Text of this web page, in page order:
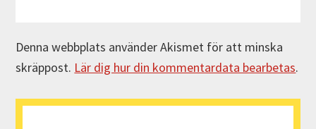
Denna webbplats använder Akismet för att minska
skräppost. Lär dig hur din kommentardata bearbetas.
Primärt